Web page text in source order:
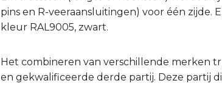
pins en R-veeraansluitingen) voor één zijde.
kleur RAL9005, zwart.
Het combineren van verschillende merken
en gekwalificeerde derde partij. Deze partij